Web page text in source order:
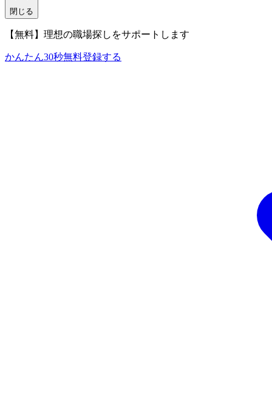
閉じる
【無料】理想の職場探しをサポートします
かんたん30秒無料登録する